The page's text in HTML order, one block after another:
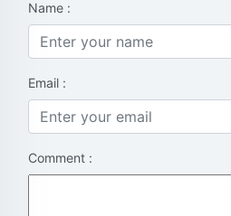
Name :
Email :
Comment :